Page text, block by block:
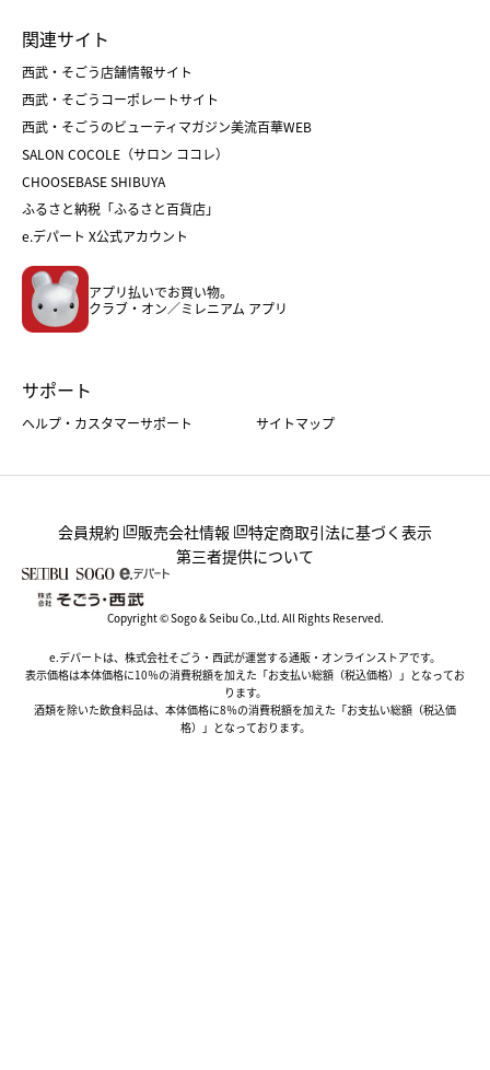
父の日
クリスマスケーキ
ホワイトデー
菓子折り
和菓子
人気のギフト
バレンタイン
ホワイトデー
おせち
フード
ホーム・キッチン＆アート
関連サイト
西武・そごう店舗情報サイト
西武・そごうコーポレートサイト
西武・そごうのビューティマガジン美流百華WEB
SALON COCOLE（サロン ココレ）
CHOOSEBASE SHIBUYA
ふるさと納税「ふるさと百貨店」
e.デパート X公式アカウント
アプリ払いでお買い物。
クラブ・オン／ミレニアム アプリ
サポート
ヘルプ・カスタマーサポート サイトマップ
会員規約 販売会社情報
特定商取引法に基づく表示
第三者提供について
Copyright © Sogo & Seibu Co.,Ltd. All Rights Reserved.
e.デパートは、株式会社そごう・西武が運営する通販・オンラインストアです。
表示価格は本体価格に10％の消費税額を加えた「お支払い総額（税込価格）」となってお
ります。
酒類を除いた飲食料品は、本体価格に8％の消費税額を加えた「お支払い総額（税込価
格）」となっております。